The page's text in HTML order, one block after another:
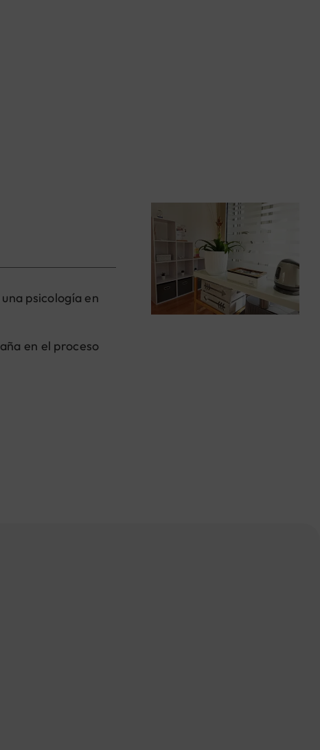
psicología en
en el proceso